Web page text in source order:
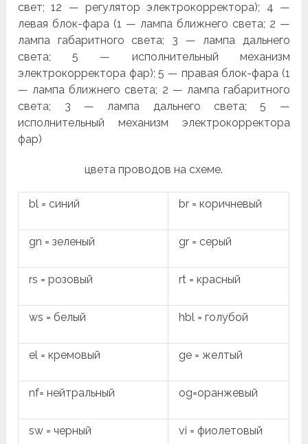
свет; 12 — регулятор электрокорректора); 4 —
левая блок-фара (1 — лампа ближнего света; 2 —
лампа габаритного света; 3 — лампа дальнего
света; 5 — исполнительный механизм
электрокорректора фар); 5 — правая блок-фара (1
— лампа ближнего света; 2 — лампа габаритного
света; 3 — лампа дальнего света; 5 —
исполнительный механизм электрокорректора
фар)
цвета проводов на схеме.
bl = синий br = коричневый
gn = зеленый gr = серый
rs = розовый rt = красный
ws = белый hbl = голубой
el = кремовый ge = желтый
nf= нейтральный og=оранжевый
sw = черный vi = фиолетовый